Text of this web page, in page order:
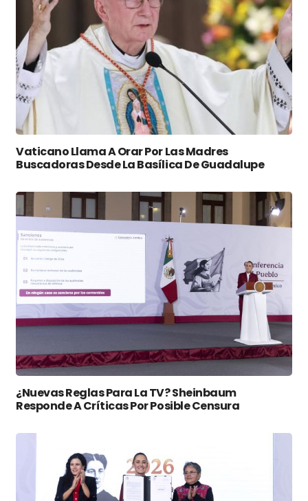
Vaticano Llama A Orar Por Las Madres
Buscadoras Desde La Basílica De Guadalupe
¿Nuevas Reglas Para La TV? Sheinbaum
Responde A Críticas Por Posible Censura